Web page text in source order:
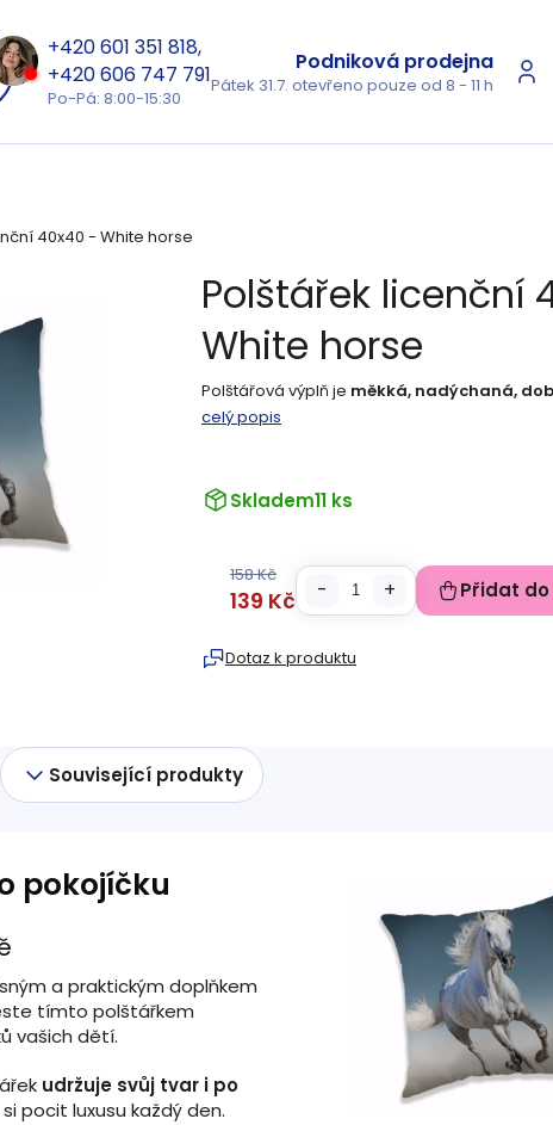
601 351 818
606 747 791
Po-Pá: 8:00-15:30
Podniková prodejna
Pátek 31.7. otevřeno pouze od 8 - 11 h
40x40 - White horse
Skladem11 ks
Polštářová výplň je měkká, nadýchaná,
celý popis
Dotaz k produktu
Polštářek licenční
White horse
158 Kč
139 Kč Přidat
Související produkty
pokojíčku
a praktickým doplňkem
tímto polštářkem
vašich dětí.
udržuje svůj tvar i po
pocit luxusu každý den.